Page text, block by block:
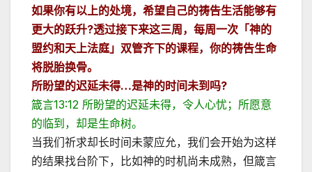
如果你有以上的处境，希望自己的祷告生活能够有
更大的跃升?透过接下来这三周，每周一次「神的
盟约和天上法庭」双管齐下的课程，你的祷告生命
将脱胎换骨。
所盼望的迟延未得…是神的时间未到吗?
箴言13:12 所盼望的迟延未得，令人心忧；所愿意
的临到，却是生命树。
当我们祈求却长时间未蒙应允，我们会开始为这样
的结果找台阶下，比如神的时机尚未成熟，但箴言